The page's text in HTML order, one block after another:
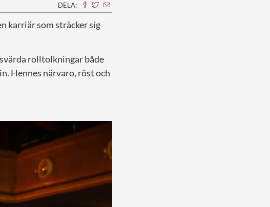
DELA:
karriär som sträcker sig
rolltolkningar både
Hennes närvaro, röst och